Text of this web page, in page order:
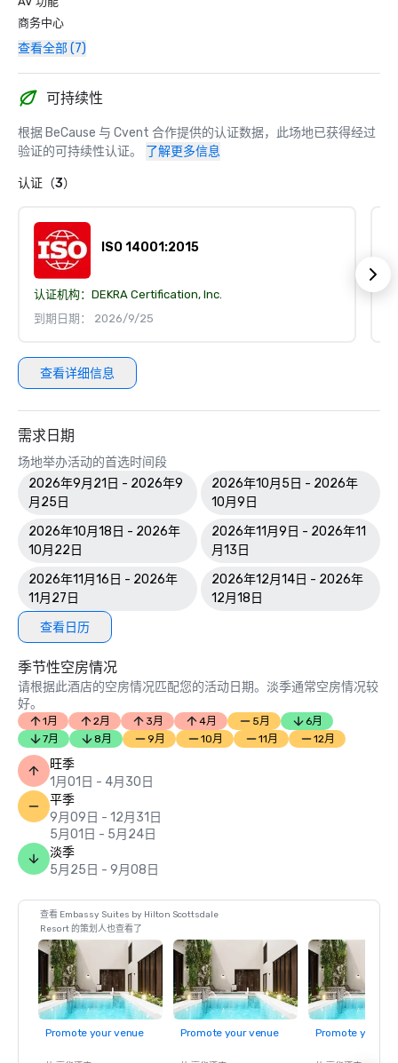
商务中心
查看全部 (7)
可持续性
根据 BeCause 与 Cvent 合作提供的认证数据，此场地已获得经过
验证的可持续性认证。
了解更多信息
认证（3）
ISO 14001:2015
认证机构： DEKRA Certification, Inc.
到期日期： 2026/9/25
查看详细信息
需求日期
场地举办活动的首选时间段
2026年9月21日 - 2026年9
月25日
2026年10月5日 - 2026年
10月9日
2026年10月18日 - 2026年
10月22日
2026年11月9日 - 2026年11
月13日
2026年11月16日 - 2026年
11月27日
2026年12月14日 - 2026年
12月18日
查看日历
季节性空房情况
请根据此酒店的空房情况匹配您的活动日期。淡季通常空房情况较
好。
1月 2月 3月 4月 5月
6月
7月
8月 9月 10月 11月 12月
旺季
1月01日 - 4月30日
平季
9月09日 - 12月31日
5月01日 - 5月24日
淡季
5月25日 - 9月08日
查看 Embassy Suites by Hilton Scottsdale
Resort 的策划人也查看了
Promote your venue Promote your venue Promote your